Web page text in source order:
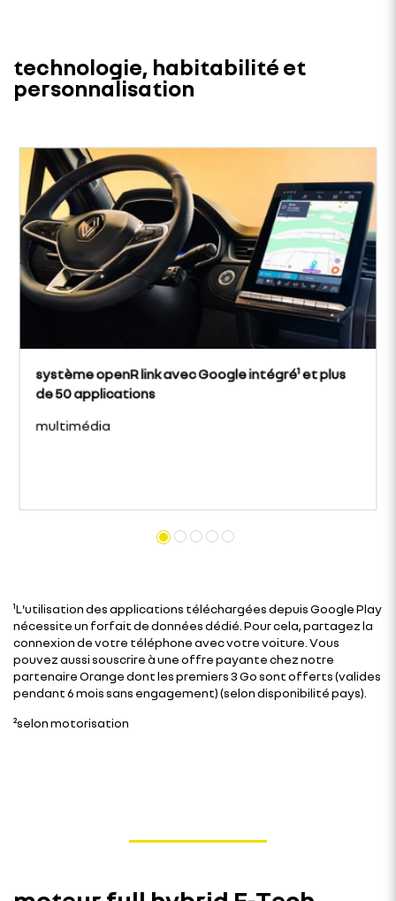
technologie, habitabilité et
personnalisation
système openR link avec Google intégré¹ et plus
de 50 applications
multimédia
¹L'utilisation des applications téléchargées depuis Google Play
nécessite un forfait de données dédié. Pour cela, partagez la
connexion de votre téléphone avec votre voiture. Vous
pouvez aussi souscrire à une offre payante chez notre
partenaire Orange dont les premiers 3 Go sont offerts (valides
pendant 6 mois sans engagement) (selon disponibilité pays).
²selon motorisation